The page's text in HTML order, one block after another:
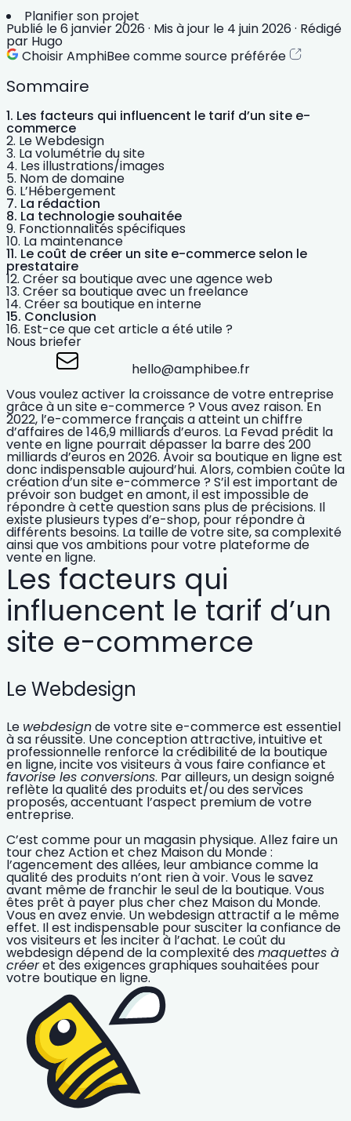
Planifier son projet
Publié le6 janvier 2026 · Mis à jour le 4 juin 2026 · Rédigé
par Hugo
Choisir AmphiBee comme source préférée
Sommaire
Les facteurs qui influencent le tarif d’un site e-
commerce
Le Webdesign
La volumétrie du site
Les illustrations/images
Nom de domaine
L’Hébergement
La rédaction
La technologie souhaitée
Fonctionnalités spécifiques
La maintenance
Le coût de créer un site e-commerce selon le
prestataire
Créer sa boutique avec une agence web
Créer sa boutique avec un freelance
Créer sa boutique en interne
Conclusion
Est-ce que cet article a été utile ?
Nous briefer
hello@amphibee.fr
Vous voulez activer la croissancede votre entreprise
grâce à un site e-commerce ? Vous avez raison. En
2022, l’e-commerce français a atteint un chiffre
d’affaires de 146,9 milliards d’euros. La Fevad prédit la
vente en ligne pourrait dépasser la barre des 200
milliards d’euros en 2026. Avoir sa boutique en ligne est
donc indispensable aujourd’hui. Alors,combien coûte la
création d’un site e-commerce ? S’il est important de
prévoir son budget en amont, il est impossible de
répondre à cette question sans plus de précisions. Il
existe plusieurs types d’e-shop, pour répondre à
différents besoins. La taille de votre site, sa complexité
ainsi que vos ambitions pour votre plateforme de
vente en ligne.
Les facteurs qui
influencent le tarif d’un
site e-commerce
Le Webdesign
Le webdesignde votre site e-commerce est essentiel
à sa réussite. Une conception attractive, intuitive et
professionnelle renforce lacrédibilité de la boutique
en ligne, incite vos visiteurs à vous faire confiance et
favorise les conversions. Par ailleurs, un design soigné
reflète la qualité des produits et/ou des services
proposés, accentuant l’aspect premium de votre
entreprise.
C’est comme pour un magasin physique. Allez faire un
tour chez Action et chez Maison du Monde :
l’agencement des allées, leur ambiance comme la
qualité des produits n’ont rien à voir. Vous le savez
avant même de franchir le seul de la boutique. Vous
êtes prêt à payer plus cher chez Maison du Monde.
Vous en avez envie. Unwebdesign attractif a le même
effet. Il est indispensable pour susciter la confiance de
vos visiteurs et les inciter à l’achat. Lecoût du
webdesigndépend de la complexité des maquettes à
créeret des exigences graphiques souhaitées pour
votre boutique en ligne.